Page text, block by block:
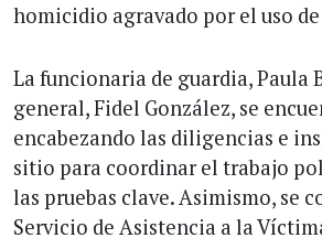
homicidio agravado por el uso
La funcionaria de guardia, Paula
general, Fidel González, se
encabezando las diligencias e
sitio para coordinar el trabajo
las pruebas clave. Asimismo, se
Servicio de Asistencia a la